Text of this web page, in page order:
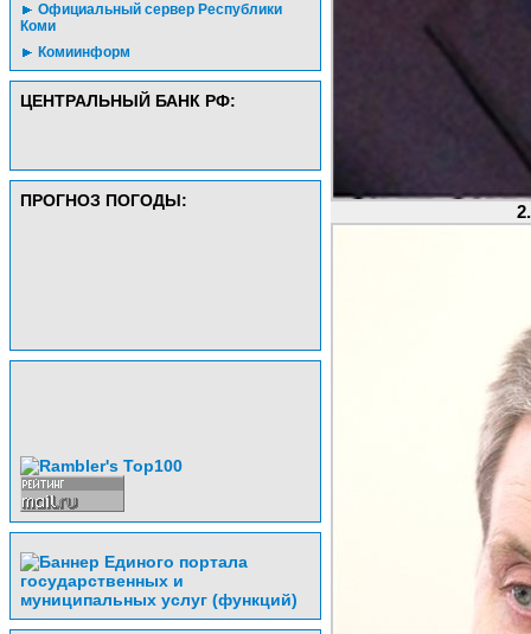
Официальный сервер Республики
Коми
Комиинформ
ЦЕНТРАЛЬНЫЙ БАНК РФ:
ПРОГНОЗ ПОГОДЫ: